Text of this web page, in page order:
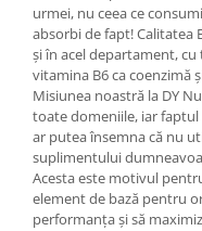
urmei, nu ceea ce
absorbi de fapt! Calitatea
și în acel departament, cu
vitamina B6 ca coenzimă
Misiunea noastră la DY
toate domeniile, iar faptul
ar putea însemna că nu
suplimentului
Acesta este motivul
element de bază pentru
performanța și să